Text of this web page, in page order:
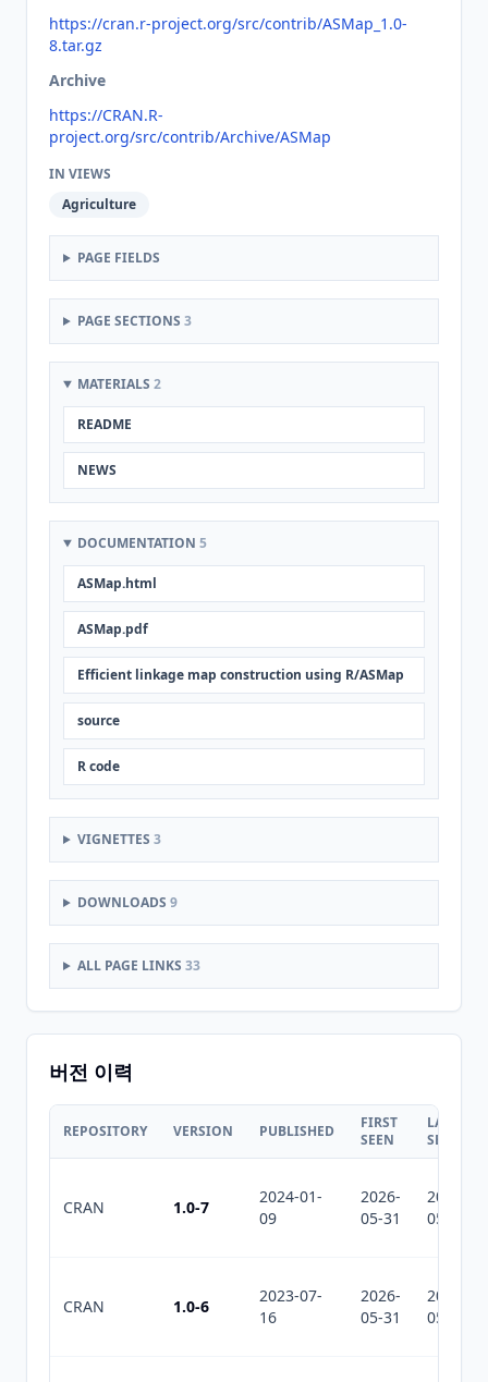
https://cran.r-project.org/src/contrib/ASMap_1.0-
8.tar.gz
Archive
https://CRAN.R-
project.org/src/contrib/Archive/ASMap
IN VIEWS
Agriculture
PAGE FIELDS
PAGE SECTIONS 3
MATERIALS 2
README
NEWS
DOCUMENTATION 5
ASMap.html
ASMap.pdf
Efficient linkage map construction using R/ASMap
source
R code
VIGNETTES 3
DOWNLOADS 9
ALL PAGE LINKS 33
버전 이력
REPOSITORY VERSION PUBLISHED
FIRST
SEEN
LAST
SEEN
CRAN 1.0-7
2024-01-
09
2026-
05-31
2026-
05-31
CRAN 1.0-6
2023-07-
16
2026-
05-31
2026-
05-31